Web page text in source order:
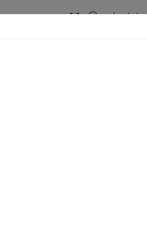
bylo co nejlepší zážitkem.
ušetřili spoustu klikání a